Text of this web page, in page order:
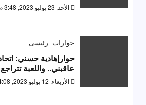
الأحد, 23 يوليو 2023, 3:48 م
حوارات رئيسى
حوار|هادية حسني:
عاقبني.. واللعبة تتراجع
الأربعاء, 12 يوليو 2023, 4:08 م